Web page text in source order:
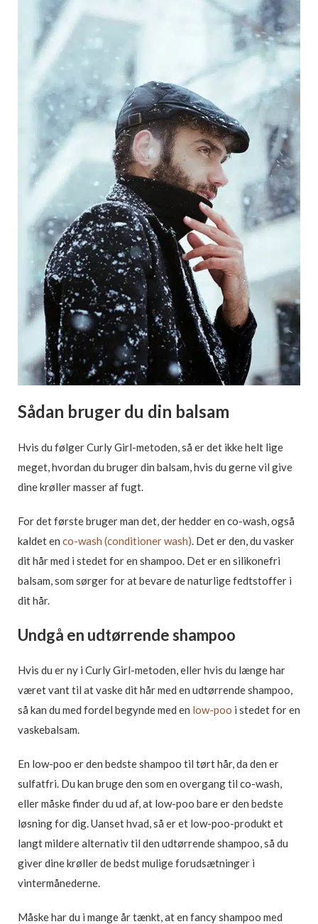
Sådan bruger du din balsam
Hvis du følger Curly Girl-metoden, så er det ikke helt lige
meget, hvordan du bruger din balsam, hvis du gerne vil give
dine krøller masser af fugt.
For det første bruger man det, der hedder en co-wash, også
kaldet en co-wash (conditioner wash). Det er den, du vasker
dit hår med i stedet for en shampoo. Det er en silikonefri
balsam, som sørger for at bevare de naturlige fedtstoffer i
dit hår.
Undgå en udtørrende shampoo
Hvis du er ny i Curly Girl-metoden, eller hvis du længe har
været vant til at vaske dit hår med en udtørrende shampoo,
så kan du med fordel begynde med en low-poo i stedet for en
vaskebalsam.
En low-poo er den bedste shampoo til tørt hår, da den er
sulfatfri. Du kan bruge den som en overgang til co-wash,
eller måske finder du ud af, at low-poo bare er den bedste
løsning for dig. Uanset hvad, så er et low-poo-produkt et
langt mildere alternativ til den udtørrende shampoo, så du
giver dine krøller de bedst mulige forudsætninger i
vintermånederne.
Måske har du i mange år tænkt, at en fancy shampoo med